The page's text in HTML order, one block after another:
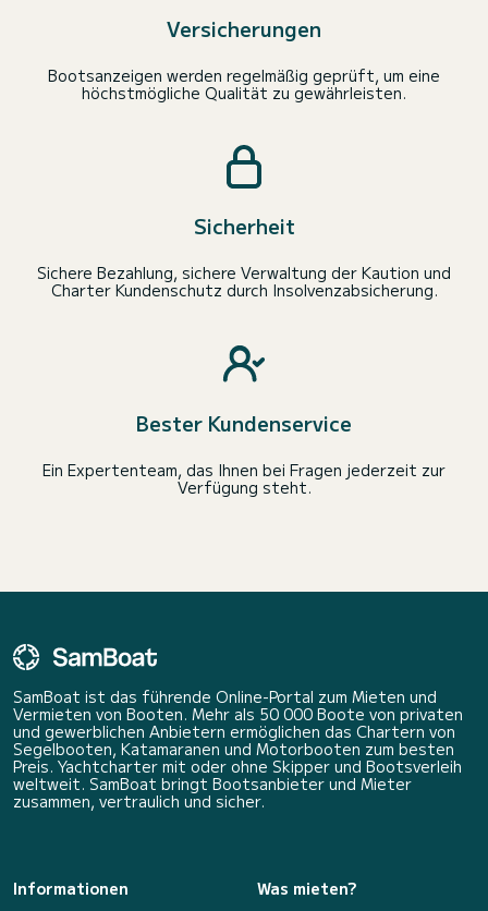
Versicherungen
Bootsanzeigen werden regelmäßig geprüft, um eine
höchstmögliche Qualität zu gewährleisten.
Sicherheit
Sichere Bezahlung, sichere Verwaltung der Kaution und
Charter Kundenschutz durch Insolvenzabsicherung.
Bester Kundenservice
Ein Expertenteam, das Ihnen bei Fragen jederzeit zur
Verfügung steht.
SamBoat ist das führende Online-Portal zum Mieten und
Vermieten von Booten. Mehr als 50 000 Boote von privaten
und gewerblichen Anbietern ermöglichen das Chartern von
Segelbooten, Katamaranen und Motorbooten zum besten
Preis. Yachtcharter mit oder ohne Skipper und Bootsverleih
weltweit. SamBoat bringt Bootsanbieter und Mieter
zusammen, vertraulich und sicher.
Informationen
Was mieten?